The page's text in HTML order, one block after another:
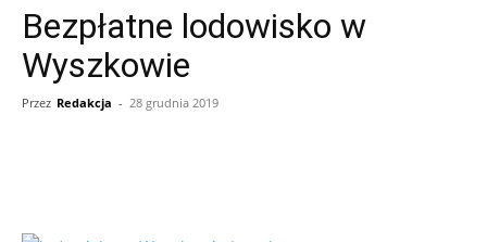
Bezpłatne lodowisko w
Wyszkowie
Przez Redakcja - 28 grudnia 2019